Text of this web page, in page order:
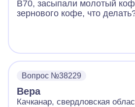
B70, засыпали молотый
зернового кофе, что
Вопрос №38229
Вера
Качканар, свердловская